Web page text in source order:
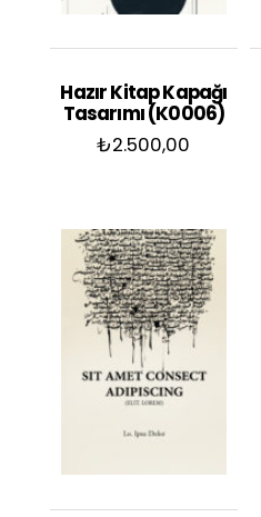
Hazır Kitap Kapağı
Tasarımı (K0006)
₺2.500,00